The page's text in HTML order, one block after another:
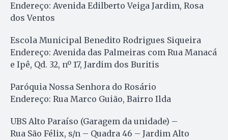
Endereço: Avenida Edilberto Veiga Jardim, Rosa
dos Ventos
Escola Municipal Benedito Rodrigues Siqueira
Endereço: Avenida das Palmeiras com Rua Manacá
e Ipê, Qd. 32, nº 17, Jardim dos Buritis
Paróquia Nossa Senhora do Rosário
Endereço: Rua Marco Guião, Bairro Ilda
UBS Alto Paraíso (Garagem da unidade) –
Rua São Félix, s/n – Quadra 46 – Jardim Alto